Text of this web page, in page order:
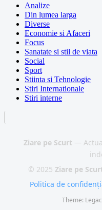
Analize
Din lumea larga
Diverse
Economie si Afaceri
Focus
Sanatate si stil de viata
Social
Sport
Stiinta si Tehnologie
Stiri Internationale
Stiri interne
Ziare pe Scurt —
© 2025 Ziare pe
Politica de
Theme: